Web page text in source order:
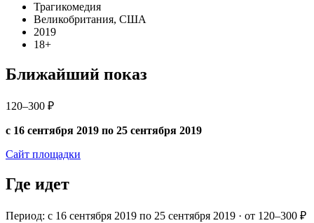
Трагикомедия
Великобритания, США
2019
18+
Ближайший показ
120–300 ₽
с 16 сентября 2019 по 25 сентября 2019
Сайт площадки
Где идет
Период: с 16 сентября 2019 по 25 сентября 2019 · от 120–300 ₽